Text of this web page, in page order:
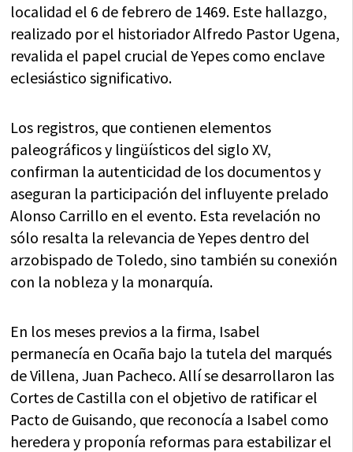
localidad el 6 de febrero de 1469. Este hallazgo,
realizado por el historiador Alfredo Pastor Ugena,
revalida el papel crucial de Yepes como enclave
eclesiástico significativo.
Los registros, que contienen elementos
paleográficos y lingüísticos del siglo XV,
confirman la autenticidad de los documentos y
aseguran la participación del influyente prelado
Alonso Carrillo en el evento. Esta revelación no
sólo resalta la relevancia de Yepes dentro del
arzobispado de Toledo, sino también su conexión
con la nobleza y la monarquía.
En los meses previos a la firma, Isabel
permanecía en Ocaña bajo la tutela del marqués
de Villena, Juan Pacheco. Allí se desarrollaron las
Cortes de Castilla con el objetivo de ratificar el
Pacto de Guisando, que reconocía a Isabel como
heredera y proponía reformas para estabilizar el